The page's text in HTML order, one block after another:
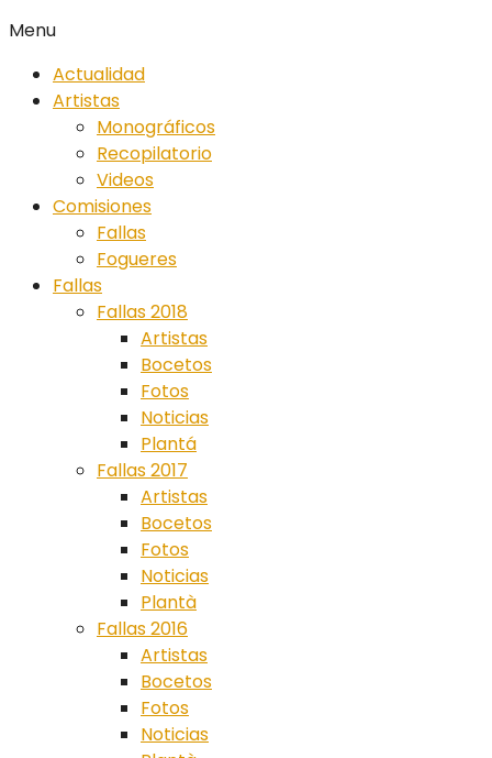
Menu
Actualidad
Artistas
Monográficos
Recopilatorio
Videos
Comisiones
Fallas
Fogueres
Fallas
Fallas 2018
Artistas
Bocetos
Fotos
Noticias
Plantá
Fallas 2017
Artistas
Bocetos
Fotos
Noticias
Plantà
Fallas 2016
Artistas
Bocetos
Fotos
Noticias